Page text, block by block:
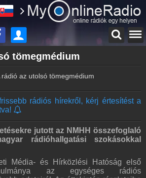
tömegmédium
rádió az utolsó tömegmédium
rádiós hírekről, kérj értesítést a
jutott az NMHH összefoglaló
rádióhallgatási szokásokkal
Média- és Hírközlési Hatóság első
az egységes rádiós